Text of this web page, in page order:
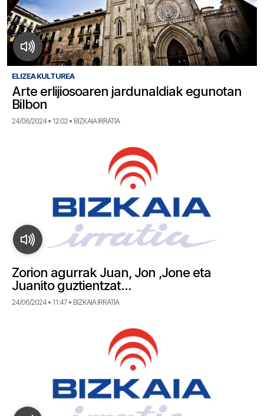
ELIZEA KULTUREA
Arte erlijiosoaren jardunaldiak egunotan
Bilbon
24/06/2024 • 12:02 • BIZKAIA IRRATIA
Zorion agurrak Juan, Jon ,Jone eta
Juanito guztientzat…
24/06/2024 • 11:47 • BIZKAIA IRRATIA